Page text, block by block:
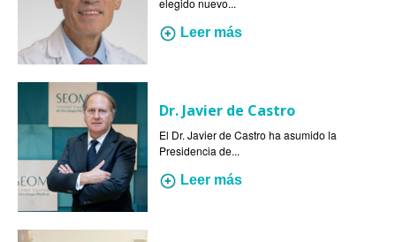
elegido nuevo...
Leer más
Dr. Javier de Castro
El Dr. Javier de Castro ha asumido la
Presidencia de...
Leer más